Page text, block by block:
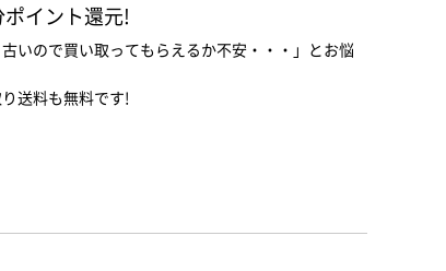
イント還元!
いので買い取ってもらえるか不安・・・」とお悩
送料も無料です!